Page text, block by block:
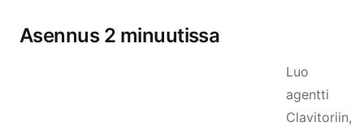
Asennus 2 minuutissa
Luo
agentti
Clavitoriin,